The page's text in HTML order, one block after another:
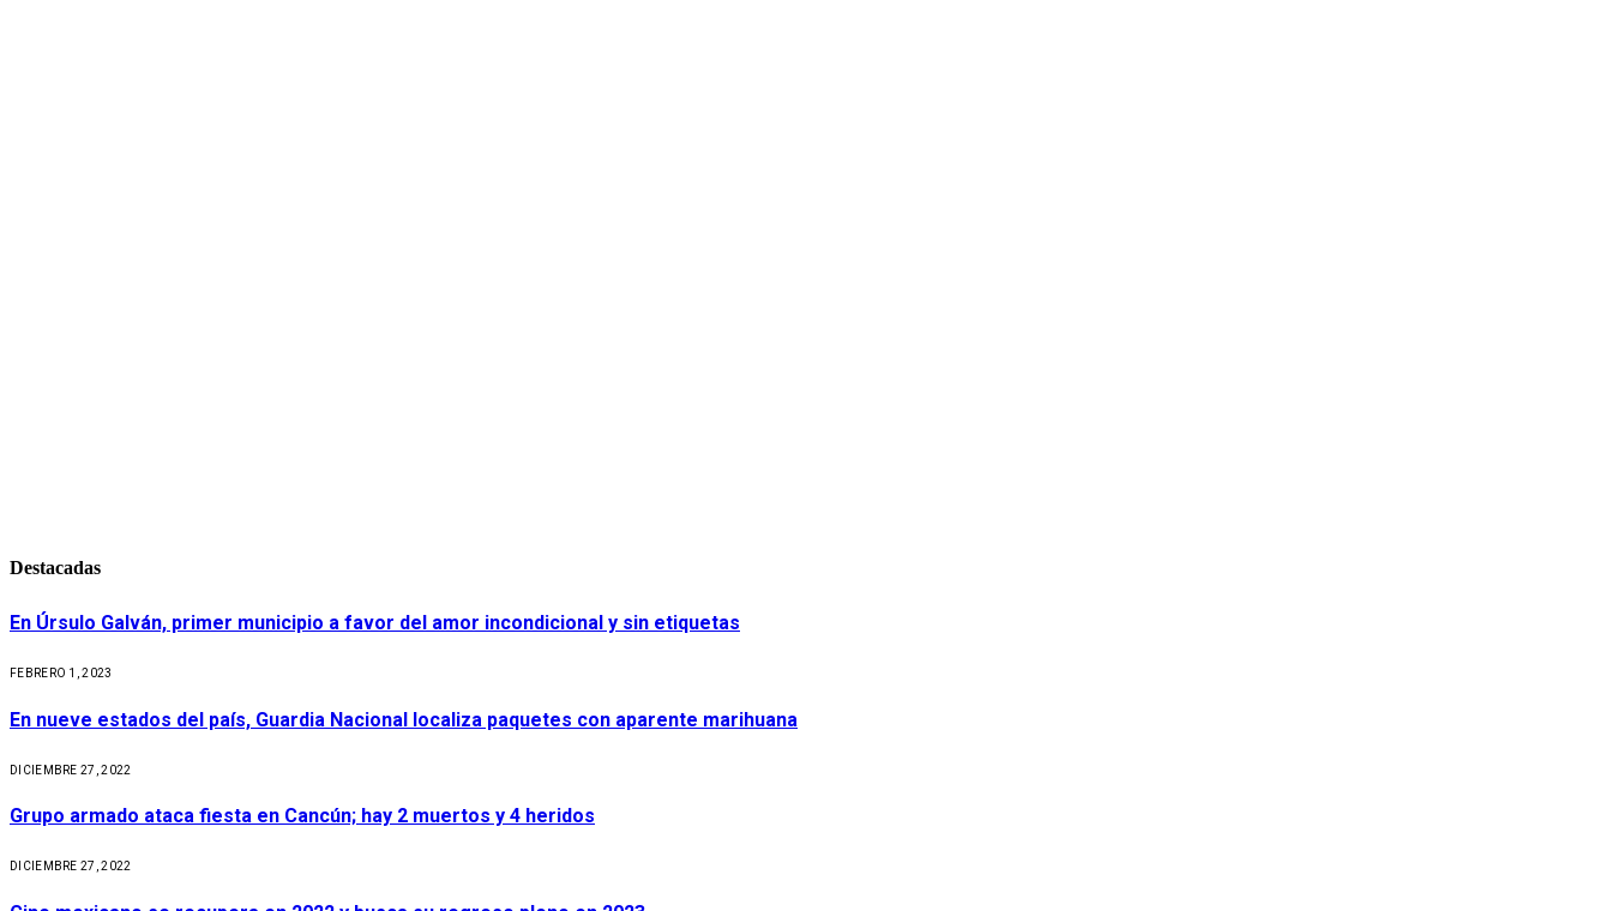
Destacadas
En Úrsulo Galván, primer municipio a favor del amor incondicional y sin etiquetas
FEBRERO 1, 2023
En nueve estados del país, Guardia Nacional localiza paquetes con aparente marihuana
DICIEMBRE 27, 2022
Grupo armado ataca fiesta en Cancún; hay 2 muertos y 4 heridos
DICIEMBRE 27, 2022